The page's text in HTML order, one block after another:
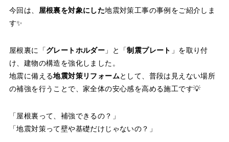
今回は、 屋根裏を対象にした地震対策工事の事例をご紹介しま
す✨
屋根裏に「グレートホルダー 」と「制震プレート 」を取り付
け、建物の構造を強化しました。
地震に備える地震対策リフォームとして、普段は見えない場所
の補強を行うことで、家全体の安心感を高める施工です💡
「屋根裏って、補強できるの？」
「地震対策って壁や基礎だけじゃないの？」